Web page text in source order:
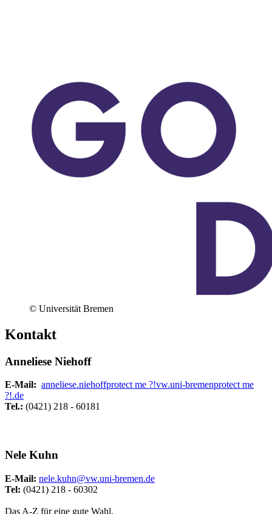
© Universität Bremen
Kontakt
Anneliese Niehoff
E-Mail: anneliese.niehoffprotect me ?!vw.uni-bremenprotect me
?!.de
Tel.: (0421) 218 - 60181
Nele Kuhn
E-Mail: nele.kuhn@vw.uni-bremen.de
Tel: (0421) 218 - 60302
Das A-Z für eine gute Wahl.